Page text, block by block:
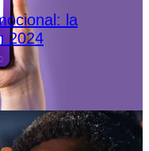
la
2024